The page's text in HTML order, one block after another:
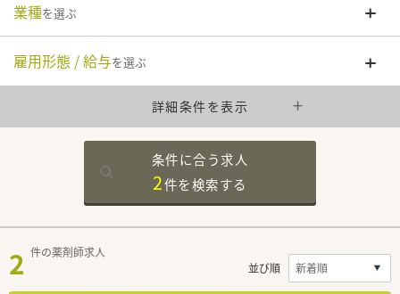
業種を選ぶ
雇用形態 / 給与を選ぶ
詳細条件を表示
条件に合う求人
2件を検索する
2 件の薬剤師求人
並び順